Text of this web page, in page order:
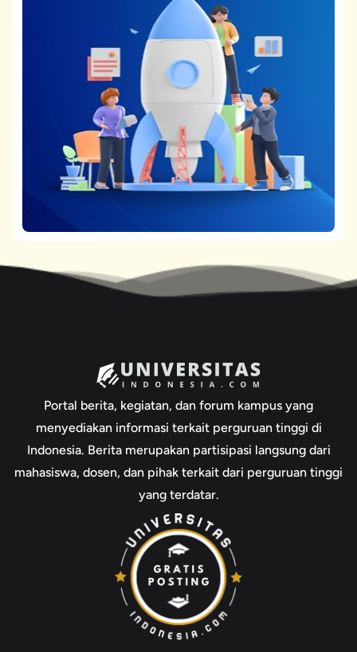
Portal berita, kegiatan, dan forum kampus yang
menyediakan informasi terkait perguruan tinggi di
Indonesia. Berita merupakan partisipasi langsung dari
mahasiswa, dosen, dan pihak terkait dari perguruan tinggi
yang terdatar.